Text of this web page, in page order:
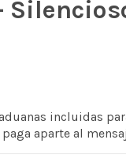
incluidas
aparte al